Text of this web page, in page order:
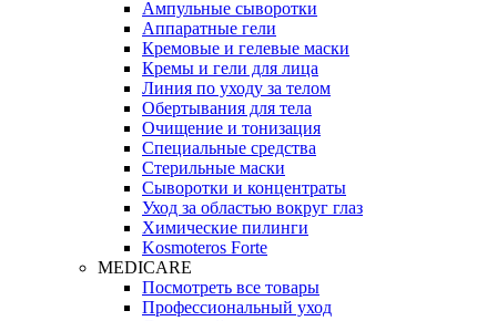
Ампульные сыворотки
Аппаратные гели
Кремовые и гелевые маски
Кремы и гели для лица
Линия по уходу за телом
Обертывания для тела
Очищение и тонизация
Специальные средства
Стерильные маски
Сыворотки и концентраты
Уход за областью вокруг глаз
Химические пилинги
Kosmoteros Forte
MEDICARE
Посмотреть все товары
Профессиональный уход